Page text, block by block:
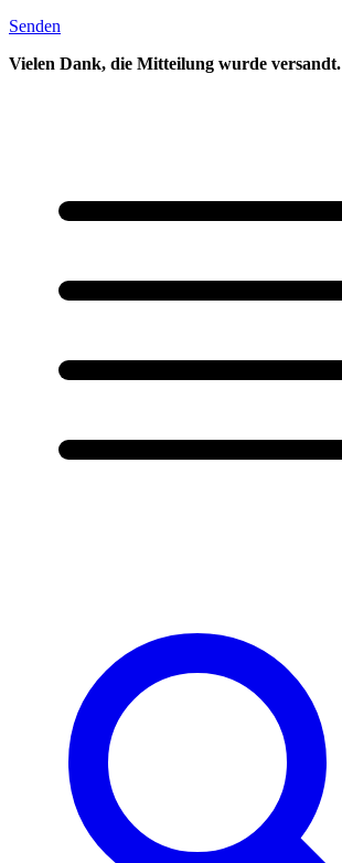
Senden
Vielen Dank, die Mitteilung wurde versandt.